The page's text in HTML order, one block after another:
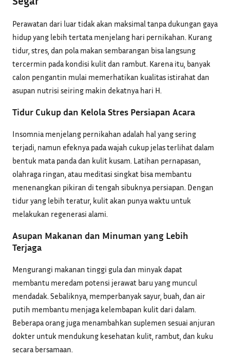
Perawatan dari luar tidak akan maksimal tanpa dukungan gaya
hidup yang lebih tertata menjelang hari pernikahan. Kurang
tidur, stres, dan pola makan sembarangan bisa langsung
tercermin pada kondisi kulit dan rambut. Karena itu, banyak
calon pengantin mulai memerhatikan kualitas istirahat dan
asupan nutrisi seiring makin dekatnya hari H.
Tidur Cukup dan Kelola Stres Persiapan Acara
Insomnia menjelang pernikahan adalah hal yang sering
terjadi, namun efeknya pada wajah cukup jelas terlihat dalam
bentuk mata panda dan kulit kusam. Latihan pernapasan,
olahraga ringan, atau meditasi singkat bisa membantu
menenangkan pikiran di tengah sibuknya persiapan. Dengan
tidur yang lebih teratur, kulit akan punya waktu untuk
melakukan regenerasi alami.
Asupan Makanan dan Minuman yang Lebih
Terjaga
Mengurangi makanan tinggi gula dan minyak dapat
membantu meredam potensi jerawat baru yang muncul
mendadak. Sebaliknya, memperbanyak sayur, buah, dan air
putih membantu menjaga kelembapan kulit dari dalam.
Beberapa orang juga menambahkan suplemen sesuai anjuran
dokter untuk mendukung kesehatan kulit, rambut, dan kuku
secara bersamaan.